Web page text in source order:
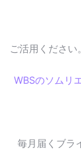
ご活用ください
WBSのソムリ
毎月届くブラ